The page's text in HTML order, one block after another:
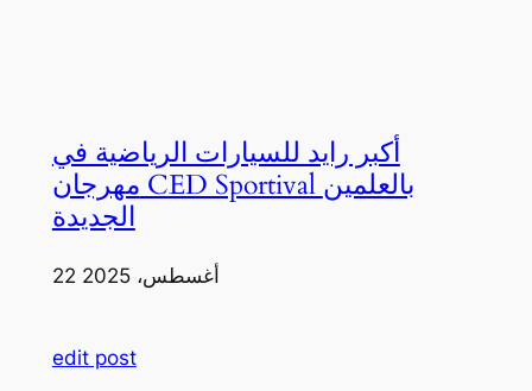
أكبر رايد للسيارات الرياضية في
مهرجان CED Sportival بالعلمين
الجديدة
22 أغسطس، 2025
edit post